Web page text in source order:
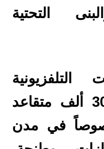
التحتية
الفرنسية، يقيم أكثر من30 ألف متقاعد
في مدن